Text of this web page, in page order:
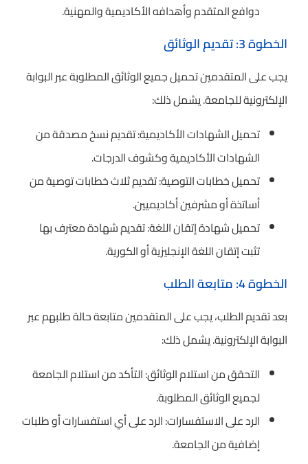
دوافع المتقدم وأهدافه الأكاديمية والمهنية.
الخطوة 3: تقديم الوثائق
يجب على المتقدمين تحميل جميع الوثائق المطلوبة عبر البوابة
الإلكترونية للجامعة. يشمل ذلك:
تحميل الشهادات الأكاديمية: تقديم نسخ مصدقة من
الشهادات الأكاديمية وكشوف الدرجات.
تحميل خطابات التوصية: تقديم ثلاث خطابات توصية من
أساتذة أو مشرفين أكاديميين.
تحميل شهادة إتقان اللغة: تقديم شهادة معترف بها
تثبت إتقان اللغة الإنجليزية أو الكورية.
الخطوة 4: متابعة الطلب
بعد تقديم الطلب، يجب على المتقدمين متابعة حالة طلبهم عبر
البوابة الإلكترونية. يشمل ذلك:
التحقق من استلام الوثائق: التأكد من استلام الجامعة
لجميع الوثائق المطلوبة.
الرد على الاستفسارات: الرد على أي استفسارات أو طلبات
إضافية من الجامعة.